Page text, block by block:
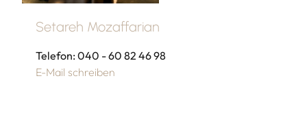
Setareh Mozaffarian
Telefon: 040 - 60 82 46 98
E-Mail schreiben